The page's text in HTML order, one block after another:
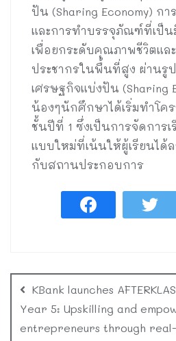
ปัน (Sharing Economy) ก
และการทำบรรจุภัณฑ์ที่เป็
เพื่อยกระดับคุณภาพชีวิตและ
ประชากรในพื้นที่สูง ผ่านรู
เศรษฐกิจแบ่งปัน (Sharing
น้องๆนักศึกษาได้เริ่มทำโค
ชั้นปีที่ 1 ซึ่งเป็นการจัดการ
แบบใหม่ที่เน้นให้ผู้เรียนได้
กับสถานประกอบการ
KBank launches
Year 5: Upskilling and
entrepreneurs through